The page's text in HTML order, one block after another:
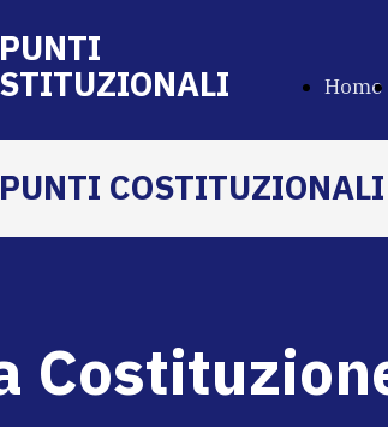
Home
COSTITUZIONALI